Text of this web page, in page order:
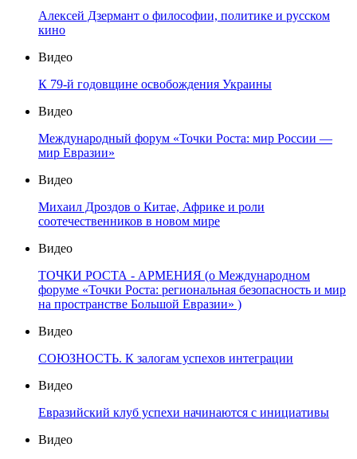
Алексей Дзермант о философии, политике и русском
кино
Видео
К 79-й годовщине освобождения Украины
Видео
Международный форум «Точки Роста: мир России —
мир Евразии»
Видео
Михаил Дроздов о Китае, Африке и роли
соотечественников в новом мире
Видео
ТОЧКИ РОСТА - АРМЕНИЯ (о Международном
форуме «Точки Роста: региональная безопасность и мир
на пространстве Большой Евразии» )
Видео
СОЮЗНОСТЬ. К залогам успехов интеграции
Видео
Евразийский клуб успехи начинаются с инициативы
Видео